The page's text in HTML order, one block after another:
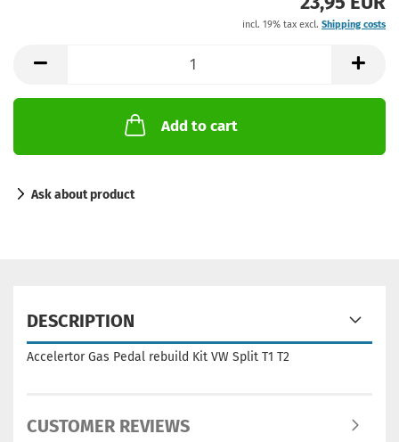
incl. 19% tax excl. Shipping costs
Add to cart
Ask about product
DESCRIPTION
Accelertor Gas Pedal rebuild Kit VW Split T1 T2
CUSTOMER REVIEWS